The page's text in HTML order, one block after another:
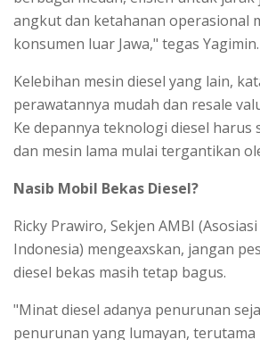
angkut dan ketahanan operasional
konsumen luar Jawa," tegas Yagimin.
Kelebihan mesin diesel yang lain,
perawatannya mudah dan resale
Ke depannya teknologi diesel harus
dan mesin lama mulai tergantikan
Nasib Mobil Bekas Diesel?
Ricky Prawiro, Sekjen AMBI
Indonesia) mengeaxskan, jangan
diesel bekas masih tetap bagus.
"Minat diesel adanya penurunan
penurunan yang lumayan,